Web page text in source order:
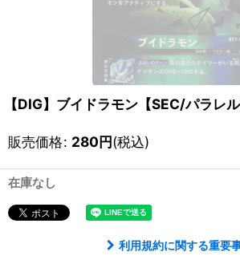
【DIG】ブイドラモン【SEC/パラレ
販売価格: 280円(税込)
在庫なし
利用規約に関する重要